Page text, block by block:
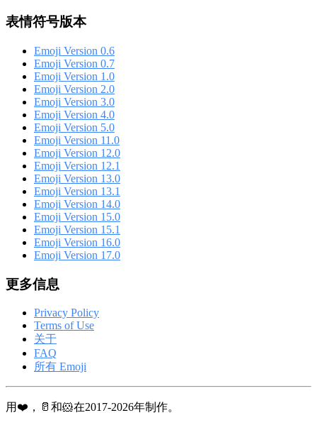
表情符号版本
Emoji Version 0.6
Emoji Version 0.7
Emoji Version 1.0
Emoji Version 2.0
Emoji Version 3.0
Emoji Version 4.0
Emoji Version 5.0
Emoji Version 11.0
Emoji Version 12.0
Emoji Version 12.1
Emoji Version 13.0
Emoji Version 13.1
Emoji Version 14.0
Emoji Version 15.0
Emoji Version 15.1
Emoji Version 16.0
Emoji Version 17.0
更多信息
Privacy Policy
Terms of Use
关于
FAQ
所有 Emoji
用❤️，🥛和🐹在2017-2026年制作。